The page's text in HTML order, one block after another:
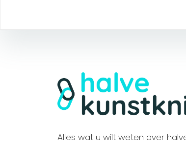
Alles wat u wilt weten over